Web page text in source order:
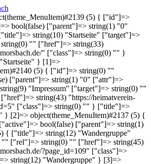
(5) { ["id"]=>
bool(false) ["parent"]=> string(1) "0"
string(10) "Startseite" ["target"]=>
"" ["href"]=> string(33)
" ["class"]=> string(0) "" }
} [1]=>
(5) { ["id"]=> string(0) ""
["parent"]=> string(1) "0" ["attr"]=>
"Impressum" ["target"]=> string(0) ""
string(43) "https://heimatverein-
["class"]=> string(0) "" } ["title"]=>
} [2]=> object(theme_MenuItem)#2137 (5) {
bool(false) ["parent"]=> string(1)
{ ["title"]=> string(12) "Wandergruppe"
"" ["rel"]=> string(0) "" ["href"]=> string(45)
?page_id=109" ["class"]=>
string(12) "Wandergruppe" } [3]=>